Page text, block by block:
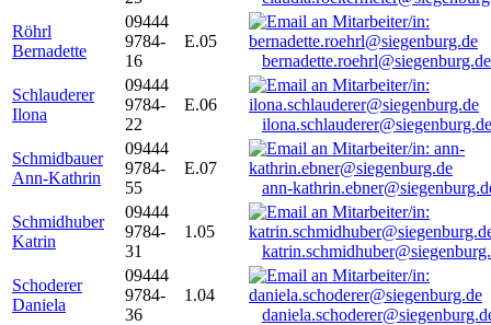
Röhrl
Bernadette
09444
9784-
16
E.05
bernadette.roehrl@siegenburg.de
Schlauderer
Ilona
09444
9784-
22
E.06
ilona.schlauderer@siegenburg.de
Schmidbauer
Ann-Kathrin
09444
9784-
55
E.07
ann-
Schmidhuber
Katrin
09444
9784-
31
1.05
Schoderer
Daniela
09444
9784-
36
1.04